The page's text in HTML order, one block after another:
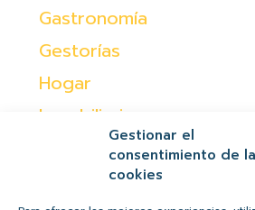
Gestionar el
consentimiento de
cookies
Gastronomía
Gestorías
Hogar
Inmobiliaria